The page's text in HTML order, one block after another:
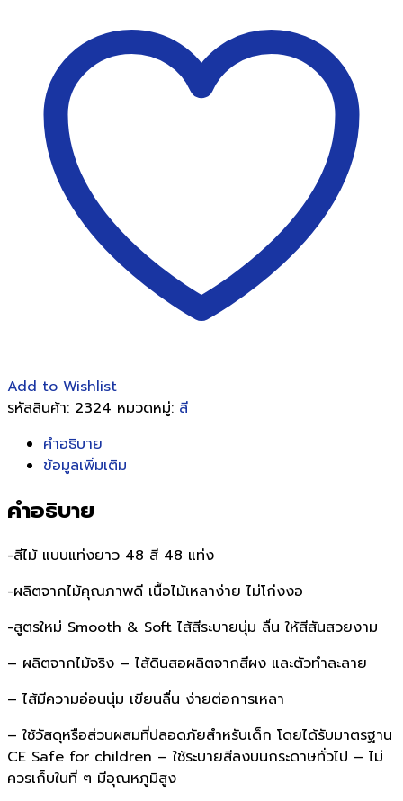
มาสเตอร์
เหลา1อัน
Add to Wishlist
รหัสสินค้า: 2324 หมวดหมู่: สี
คำอธิบาย
ข้อมูลเพิ่มเติม
คำอธิบาย
-สีไม้ แบบแท่งยาว 48 สี 48 แท่ง
-ผลิตจากไม้คุณภาพดี เนื้อไม้เหลาง่าย ไม่โก่งงอ
-สูตรใหม่ Smooth & Soft ไส้สีระบายนุ่ม ลื่น ให้สีสันสวยงาม
– ผลิตจากไม้จริง – ไส้ดินสอผลิตจากสีผง และตัวทำละลาย
– ไส้มีความอ่อนนุ่ม เขียนลื่น ง่ายต่อการเหลา
– ใช้วัสดุหรือส่วนผสมที่ปลอดภัยสำหรับเด็ก โดยได้รับมาตรฐาน
CE Safe for children – ใช้ระบายสีลงบนกระดาษทั่วไป – ไม่
ควรเก็บในที่ ๆ มีอุณหภูมิสูง